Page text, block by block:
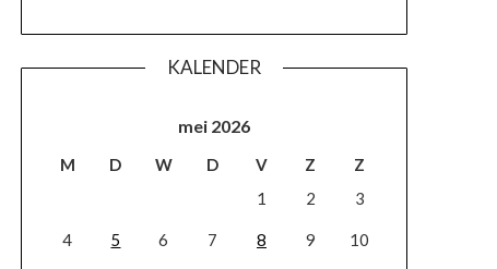
KALENDER
mei 2026
M D W D V Z
Z
1
2 3
4 5 6 7 8 9 10